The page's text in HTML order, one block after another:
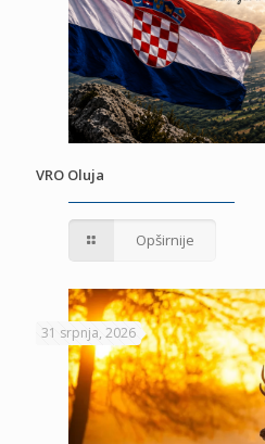
VRO Oluja
Opširnije
31 srpnja, 2026